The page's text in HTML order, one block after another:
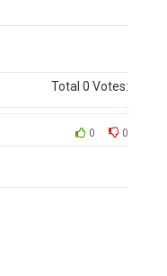
Total 0 Votes:
0
0